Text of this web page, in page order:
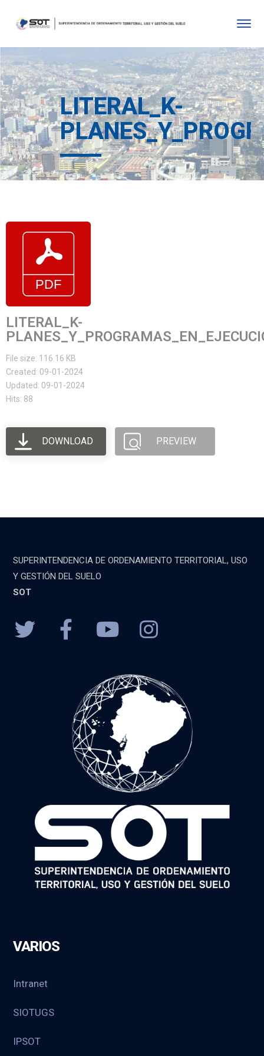
LITERAL_K-
LITERAL_K-
File size: 116.16 KB
Created: 09-01-2024
Updated: 09-01-2024
Hits: 88
DOWNLOAD PREVIEW
SUPERINTENDENCIA DE ORDENAMIENTO TERRITORIAL, USO
Y GESTIÓN DEL SUELO
SOT
VARIOS
Intranet
SIOTUGS
IPSOT